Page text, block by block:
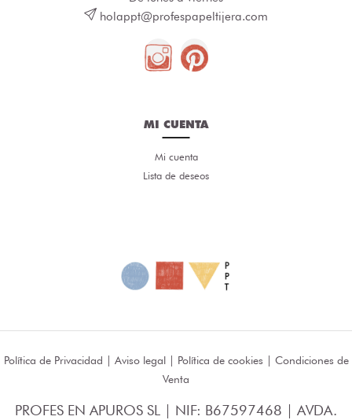
holappt@profespapeltijera.com
MI CUENTA
Mi cuenta
Lista de deseos
Política de Privacidad | Aviso legal| Política de cookies | Condiciones de
Venta
PROFES EN APUROS SL | NIF: B67597468 | AVDA.